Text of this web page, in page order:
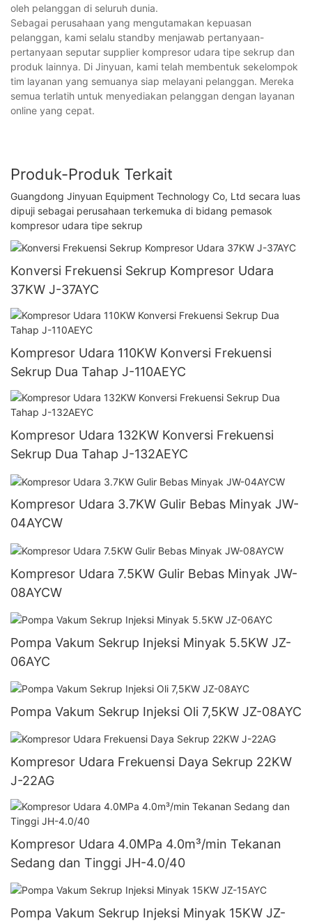
oleh pelanggan di seluruh dunia.
Sebagai perusahaan yang mengutamakan kepuasan
pelanggan, kami selalu standby menjawab pertanyaan-
pertanyaan seputar supplier kompresor udara tipe sekrup dan
produk lainnya. Di Jinyuan, kami telah membentuk sekelompok
tim layanan yang semuanya siap melayani pelanggan. Mereka
semua terlatih untuk menyediakan pelanggan dengan layanan
online yang cepat.
Produk-Produk Terkait
Guangdong Jinyuan Equipment Technology Co, Ltd secara luas
dipuji sebagai perusahaan terkemuka di bidang pemasok
kompresor udara tipe sekrup
Konversi Frekuensi Sekrup Kompresor Udara
37KW J-37AYC
Kompresor Udara 110KW Konversi Frekuensi
Sekrup Dua Tahap J-110AEYC
Kompresor Udara 132KW Konversi Frekuensi
Sekrup Dua Tahap J-132AEYC
Kompresor Udara 3.7KW Gulir Bebas Minyak JW-
04AYCW
Kompresor Udara 7.5KW Gulir Bebas Minyak JW-
08AYCW
Pompa Vakum Sekrup Injeksi Minyak 5.5KW JZ-
06AYC
Pompa Vakum Sekrup Injeksi Oli 7,5KW JZ-08AYC
Kompresor Udara Frekuensi Daya Sekrup 22KW
J-22AG
Kompresor Udara 4.0MPa 4.0m³/min Tekanan
Sedang dan Tinggi JH-4.0/40
Pompa Vakum Sekrup Injeksi Minyak 15KW JZ-